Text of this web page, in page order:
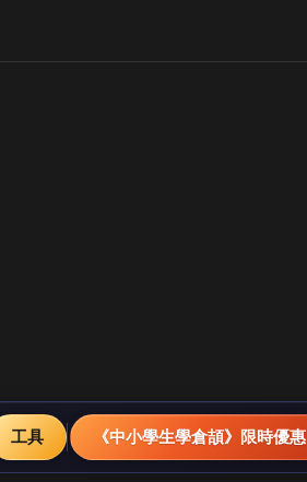
工具 《中小學生學倉頡》限時優惠